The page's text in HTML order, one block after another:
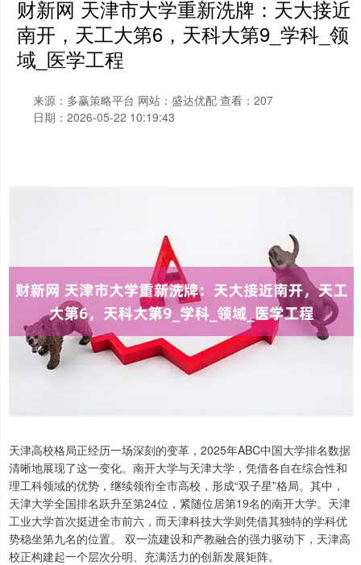
财新网 天津市大学重新洗牌：天大接近
南开，天工大第6，天科大第9_学科_领
域_医学工程
来源：多赢策略平台 网站：盛达优配 查看：207
日期：2026-05-22 10:19:43
天津高校格局正经历一场深刻的变革，2025年ABC中国大学排名数据
清晰地展现了这一变化。南开大学与天津大学，凭借各自在综合性和
理工科领域的优势，继续领衔全市高校，形成“双子星”格局。其中，
天津大学全国排名跃升至第24位，紧随位居第19名的南开大学。天津
工业大学首次挺进全市前六，而天津科技大学则凭借其独特的学科优
势稳坐第九名的位置。 双一流建设和产教融合的强力驱动下，天津高
校正构建起一个层次分明、充满活力的创新发展矩阵。